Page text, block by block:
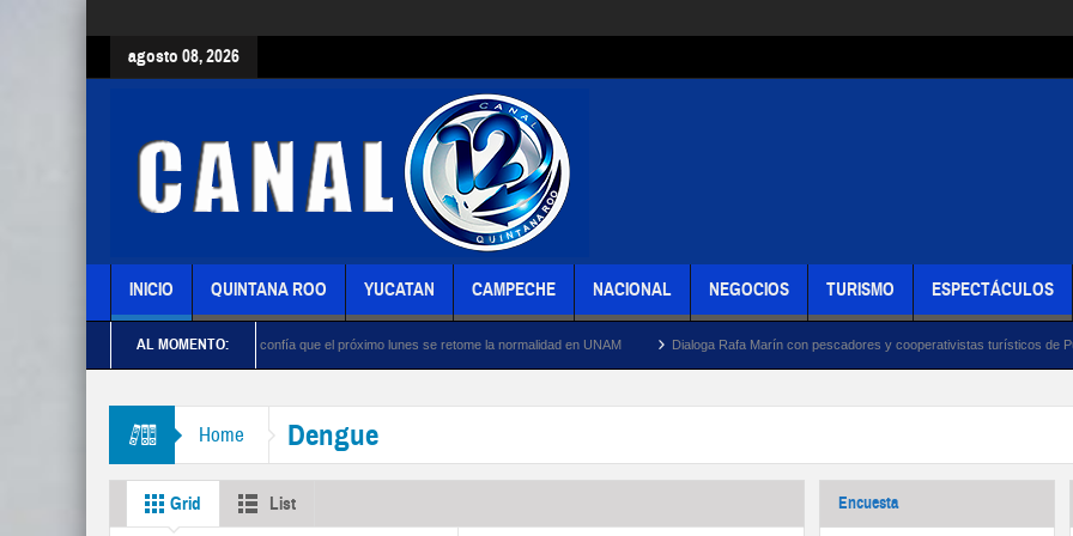
agosto 08, 2026
INICIO QUINTANA ROO YUCATAN CAMPECHE NACIONAL NEGOCIOS TURISMO ESPECTÁCULOS
AL MOMENTO:
Monreal confía que el próximo lunes se retome la normalidad en UNAM Dialoga Rafa Marín con pescadores y cooperativistas turísticos de Puerto Juárez
Home Dengue
Grid List Encuesta